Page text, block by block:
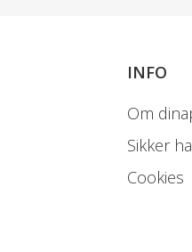
INFO
Om
Sikker
Cookies